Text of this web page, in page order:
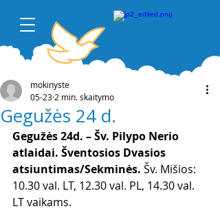
Gegužės 24 d.
mokinyste
05-23 2 min. skaitymo
Gegužės 24d. – Šv. Pilypo Nerio
atlaidai. Šventosios Dvasios
atsiuntimas/Sekminės. Šv. Mišios:
10.30 val. LT, 12.30 val. PL, 14.30 val.
LT vaikams.